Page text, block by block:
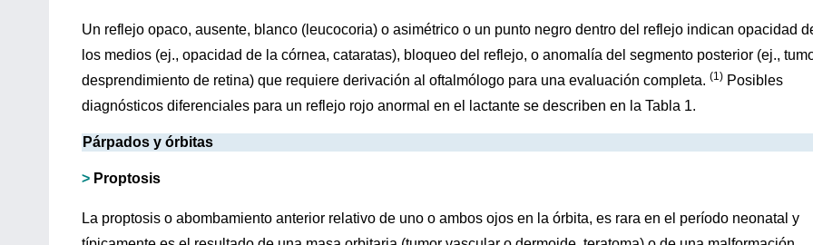
Un reflejo opaco, ausente, blanco (leucocoria) o asimétrico o un punto negro dentro del reflejo indican opacidad
los medios (ej., opacidad de la córnea, cataratas), bloqueo del reflejo, o anomalía del segmento posterior (ej.,
desprendimiento de retina) que requiere derivación al oftalmólogo para una evaluación completa. (1) Posibles
diagnósticos diferenciales para un reflejo rojo anormal en el lactante se describen en la Tabla 1.
Párpados y órbitas
> Proptosis
La proptosis o abombamiento anterior relativo de uno o ambos ojos en la órbita, es rara en el período neonatal y